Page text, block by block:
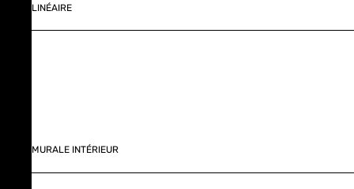
LINÉAIRE
MURALE INTÉRIEUR